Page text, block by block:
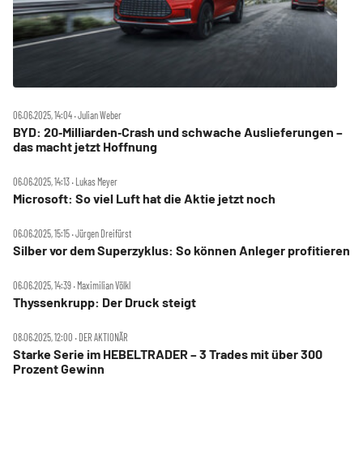
06.06.2025, 14:04 ‧ Julian Weber
BYD: 20‑Milliarden‑Crash und schwache Auslieferungen –
das macht jetzt Hoffnung
06.06.2025, 14:13 ‧ Lukas Meyer
Microsoft: So viel Luft hat die Aktie jetzt noch
06.06.2025, 15:15 ‧ Jürgen Dreifürst
Silber vor dem Superzyklus: So können Anleger profitieren
06.06.2025, 14:39 ‧ Maximilian Völkl
Thyssenkrupp: Der Druck steigt
08.06.2025, 12:00 ‧ DER AKTIONÄR
Starke Serie im HEBELTRADER – 3 Trades mit über 300
Prozent Gewinn